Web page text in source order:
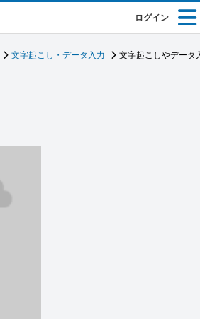
ログイン
文字起こし・データ入力 文字起こしやデータ